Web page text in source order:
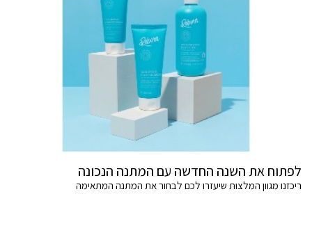
לפתוח את השנה החדשה עם המתנה הנכונה
ריכזנו מגוון המלצות שיעזרו לכם לבחור את המתנה המתאימה